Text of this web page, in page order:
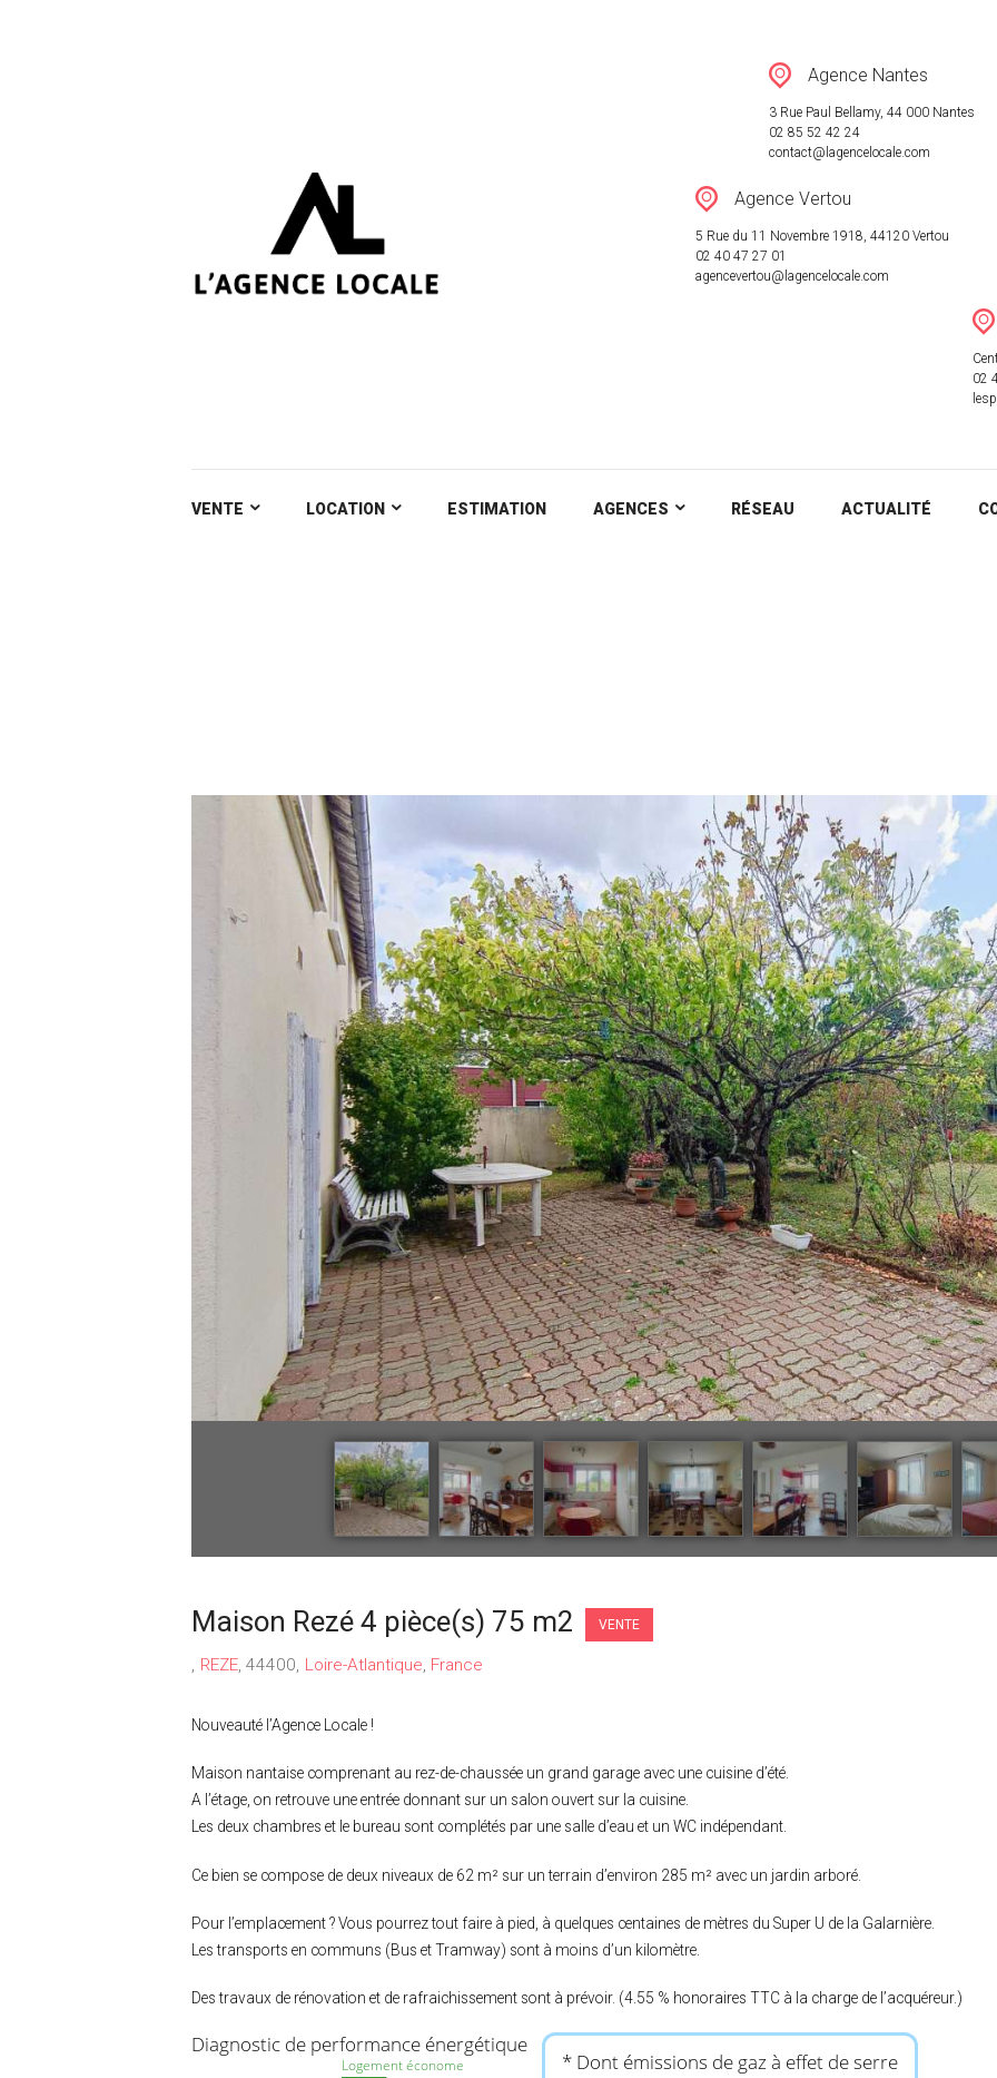
Agence Nantes
3 Rue Paul Bellamy, 44 000 Nantes
02 85 52 42 24
contact@lagencelocale.com
Agence Vertou
5 Rue du 11 Novembre 1918, 44120 Vertou
02 40 47 27 01
agencevertou@lagencelocale.com
02
VENTE LOCATION ESTIMATION AGENCES RÉSEAU ACTUALITÉ
Maison Rezé 4 pièce(s) 75 m2 VENTE
REZE 44400 Loire-Atlantique France
Nouveauté l’Agence Locale !
Maison nantaise comprenant au rez-de-chaussée un grand garage avec une cuisine d’été.
A l’étage, on retrouve une entrée donnant sur un salon ouvert sur la cuisine.
Les deux chambres et le bureau sont complétés par une salle d’eau et un WC indépendant.
Ce bien se compose de deux niveaux de 62 m² sur un terrain d’environ 285 m² avec un jardin arboré.
Pour l’emplacement ? Vous pourrez tout faire à pied, à quelques centaines de mètres du Super U de la Galarnière.
Les transports en communs (Bus et Tramway) sont à moins d’un kilomètre.
Des travaux de rénovation et de rafraichissement sont à prévoir. (4.55 % honoraires TTC à la charge de l’acquéreur.)
Diagnostic de performance énergétique
Logement économe * Dont émissions de gaz à effet de serre